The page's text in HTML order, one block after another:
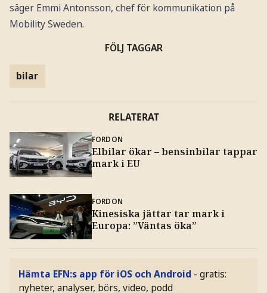
säger Emmi Antonsson, chef för kommunikation på
Mobility Sweden.
FÖLJ TAGGAR
bilar
RELATERAT
FORDON
Elbilar ökar – bensinbilar tappar
mark i EU
FORDON
Kinesiska jättar tar mark i
Europa: ”Väntas öka”
Hämta EFN:s app för iOS och Android - gratis:
nyheter, analyser, börs, video, podd